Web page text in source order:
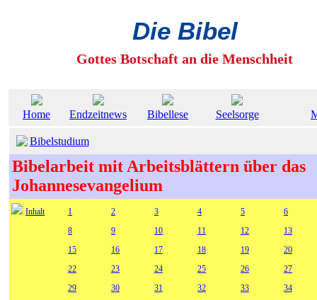
Die Bibel
Gottes Botschaft an die Menschheit
Home Endzeitnews Bibellese Seelsorge
Bibelstudium
Bibelarbeit mit Arbeitsblättern über das
Johannesevangelium
Inhalt 1 2 3 4 5
6
8
9 10 11 12
13
15
16 17 18 19
20
22
23 24 25 26
27
29
30 31 32 33
34